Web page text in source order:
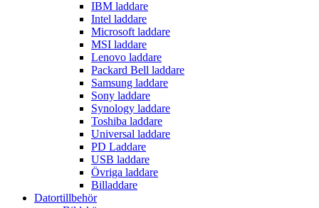
IBM laddare
Intel laddare
Microsoft laddare
MSI laddare
Lenovo laddare
Packard Bell laddare
Samsung laddare
Sony laddare
Synology laddare
Toshiba laddare
Universal laddare
PD Laddare
USB laddare
Övriga laddare
Billaddare
Datortillbehör